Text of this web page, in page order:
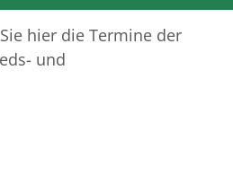
hier die Termine der
und